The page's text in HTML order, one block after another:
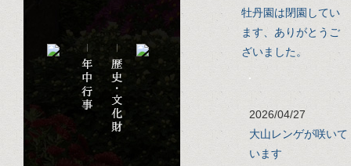
牡丹園は閉園してい
ます、ありがとうご
ざいました。
2026/04/27
大山レンゲが咲いて
います